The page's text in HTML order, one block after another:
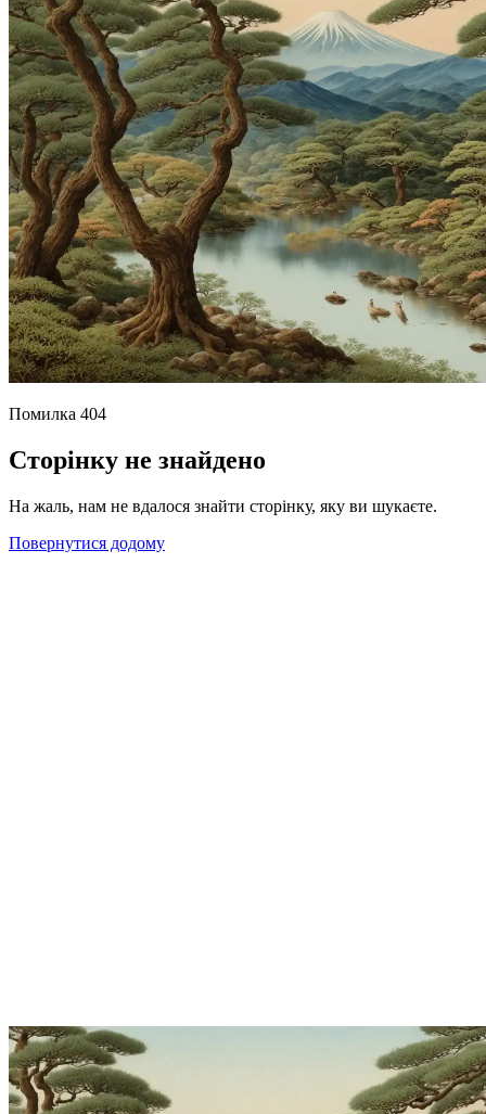
Помилка 404
Сторінку не знайдено
На жаль, нам не вдалося знайти сторінку, яку ви шукаєте.
Повернутися додому